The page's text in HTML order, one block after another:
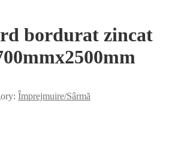
bordurat zincat
Împrejmuire/Sârmă